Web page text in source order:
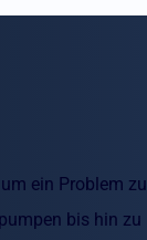
ein Problem zu
bis hin zu